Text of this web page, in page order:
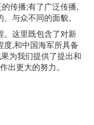
传播;有了广泛传播,
与众不同的面貌。
。这里既包含了对新
,和中国海军所具备
为我们提供了提出和
出更大的努力。